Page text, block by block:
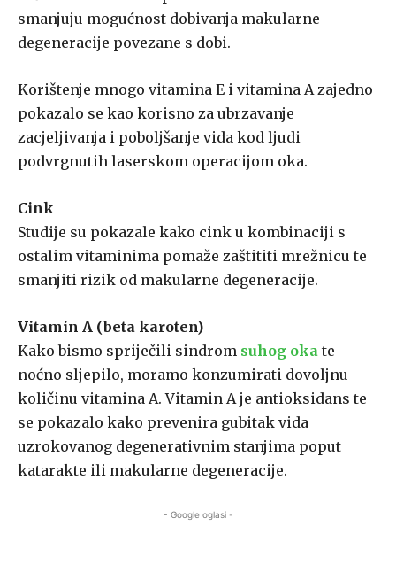
smanjuju mogućnost dobivanja makularne
degeneracije povezane s dobi.
Korištenje mnogo vitamina E i vitamina A zajedno
pokazalo se kao korisno za ubrzavanje
zacjeljivanja i poboljšanje vida kod ljudi
podvrgnutih laserskom operacijom oka.
Cink
Studije su pokazale kako cink u kombinaciji s
ostalim vitaminima pomaže zaštititi mrežnicu te
smanjiti rizik od makularne degeneracije.
Vitamin A (beta karoten)
Kako bismo spriječili sindrom suhog oka te
noćno sljepilo, moramo konzumirati dovoljnu
količinu vitamina A. Vitamin A je antioksidans te
se pokazalo kako prevenira gubitak vida
uzrokovanog degenerativnim stanjima poput
katarakte ili makularne degeneracije.
- Google oglasi -